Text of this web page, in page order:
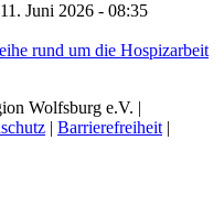
11. Juni 2026 - 08:35
rund um die Hospizarbeit
Wolfsburg e.V. |
| Barrierefreiheit |